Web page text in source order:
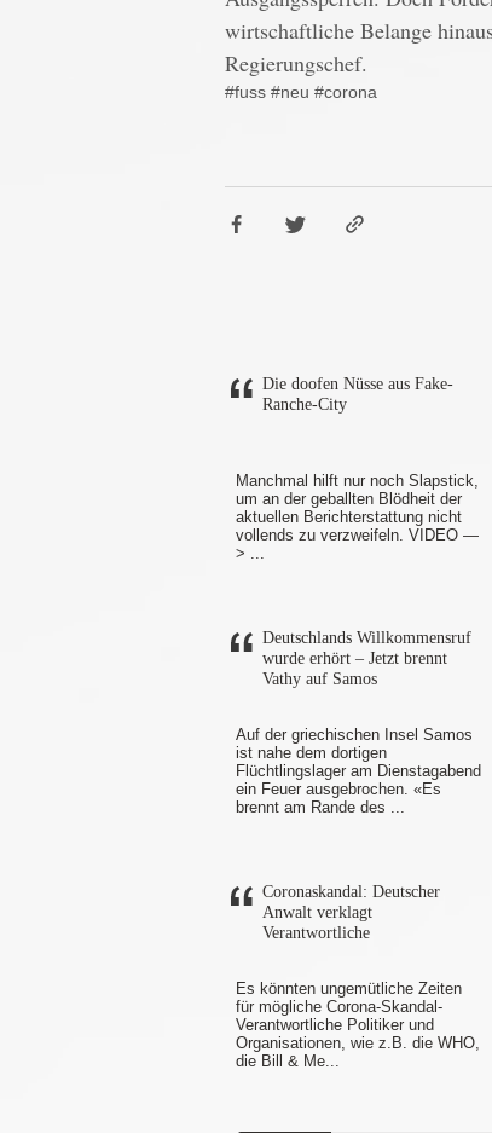
wirtschaftliche Belange
Regierungschef.
#fuss #neu #corona
Die doofen Nüsse aus Fake-
Ranche-City
Manchmal hilft nur noch Slapstick,
um an der geballten Blödheit der
aktuellen Berichterstattung nicht
vollends zu verzweifeln. VIDEO —
> ...
Deutschlands Willkommensruf
wurde erhört – Jetzt brennt
Vathy auf Samos
Auf der griechischen Insel Samos
ist nahe dem dortigen
Flüchtlingslager am Dienstagabend
ein Feuer ausgebrochen. «Es
brennt am Rande des ...
Coronaskandal: Deutscher
Anwalt verklagt
Verantwortliche
Es könnten ungemütliche Zeiten
für mögliche Corona-Skandal-
Verantwortliche Politiker und
Organisationen, wie z.B. die WHO,
die Bill & Me...